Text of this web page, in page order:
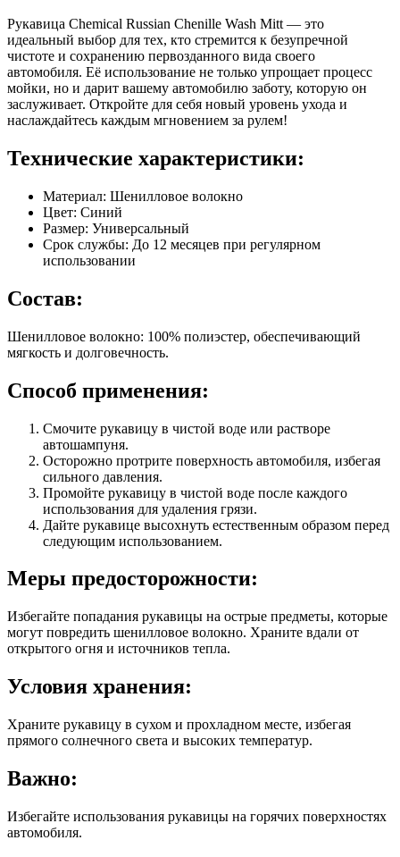
Рукавица Chemical Russian Chenille Wash Mitt — это
идеальный выбор для тех, кто стремится к безупречной
чистоте и сохранению первозданного вида своего
автомобиля. Её использование не только упрощает процесс
мойки, но и дарит вашему автомобилю заботу, которую он
заслуживает. Откройте для себя новый уровень ухода и
наслаждайтесь каждым мгновением за рулем!
Технические характеристики:
Материал: Шенилловое волокно
Цвет: Синий
Размер: Универсальный
Срок службы: До 12 месяцев при регулярном
использовании
Состав:
Шенилловое волокно: 100% полиэстер, обеспечивающий
мягкость и долговечность.
Способ применения:
Смочите рукавицу в чистой воде или растворе
автошампуня.
Осторожно протрите поверхность автомобиля, избегая
сильного давления.
Промойте рукавицу в чистой воде после каждого
использования для удаления грязи.
Дайте рукавице высохнуть естественным образом перед
следующим использованием.
Меры предосторожности:
Избегайте попадания рукавицы на острые предметы, которые
могут повредить шенилловое волокно. Храните вдали от
открытого огня и источников тепла.
Условия хранения:
Храните рукавицу в сухом и прохладном месте, избегая
прямого солнечного света и высоких температур.
Важно:
Избегайте использования рукавицы на горячих поверхностях
автомобиля.